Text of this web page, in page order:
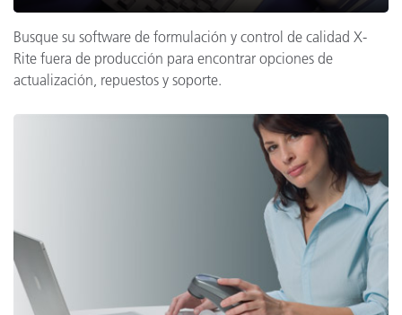
Busque su software de formulación y control de calidad X-
Rite fuera de producción para encontrar opciones de
actualización, repuestos y soporte.